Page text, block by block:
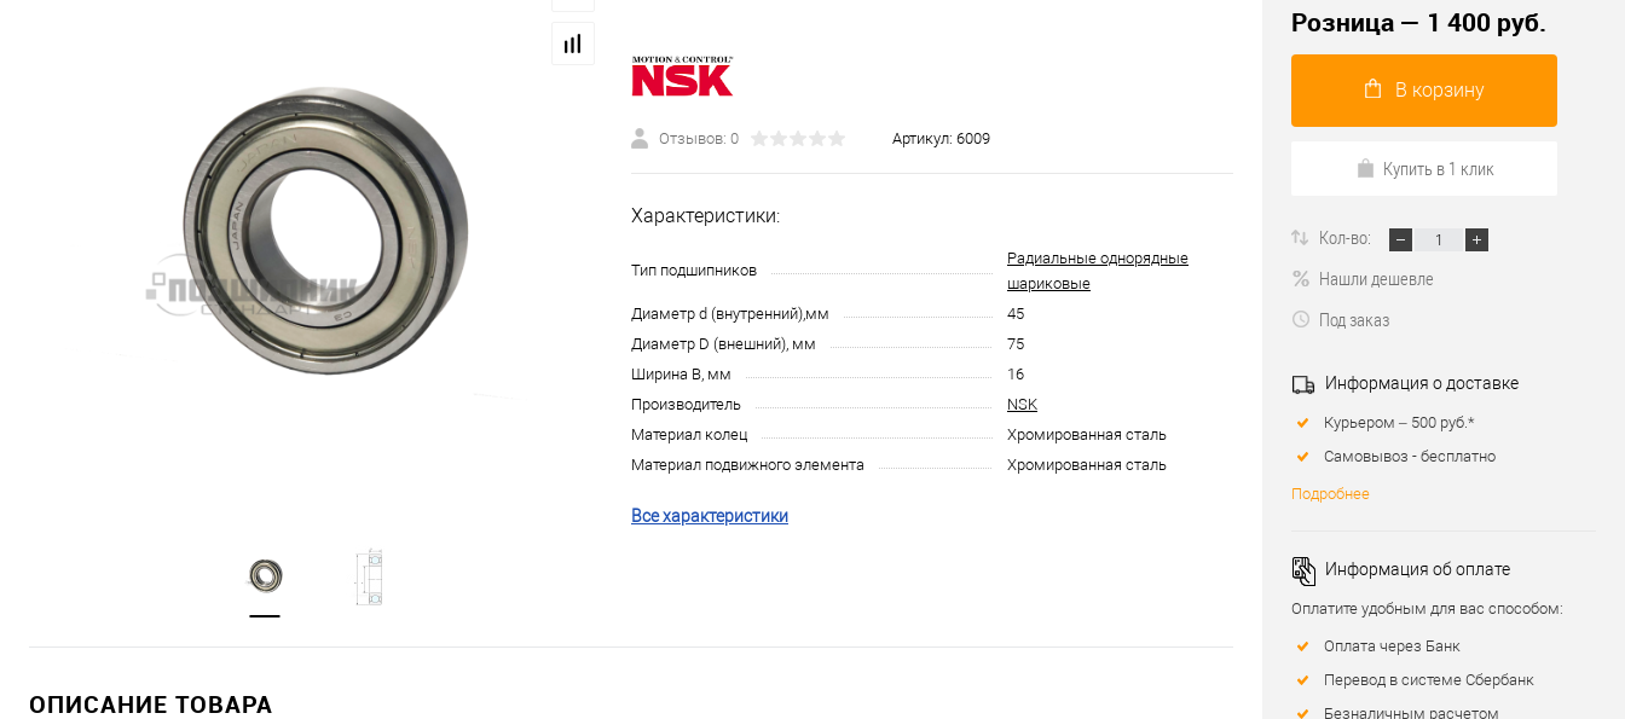
Отзывов: 0 Артикул: 6009
Характеристики:
Тип подшипников
Радиальные однорядные
шариковые
Диаметр d (внутренний),мм
45
Диаметр D (внешний), мм
75
Ширина B, мм
16
Производитель
NSK
Материал колец
Хромированная сталь
Материал подвижного элемента
Хромированная сталь
Все характеристики
ОПИСАНИЕ ТОВАРА
Розница — 1 400 руб.
В корзину
Купить в 1 клик
Кол-во:
Нашли дешевле
Под заказ
Информация о доставке
Курьером – 500 руб.*
Самовывоз - бесплатно
Подробнее
Информация об оплате
Оплатите удобным для вас способом:
Оплата через Банк
Перевод в системе Сбербанк
Безналичным расчетом